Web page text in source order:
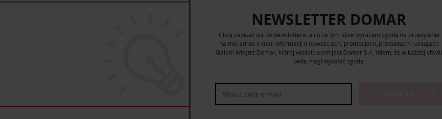
NEWSLETTER DOMAR
Chcę zapisać się do newslettera, a co za tym idzie wyrażam zgodę na przesyłanie
na mój adres e-mail informacji o nowościach, promocjach, produktach i usługach
Galerii Wnętrz Domar, której właścicielem jest Domar S.A. Wiem, że w każdej chwili
będę mógł wycofać zgodę.